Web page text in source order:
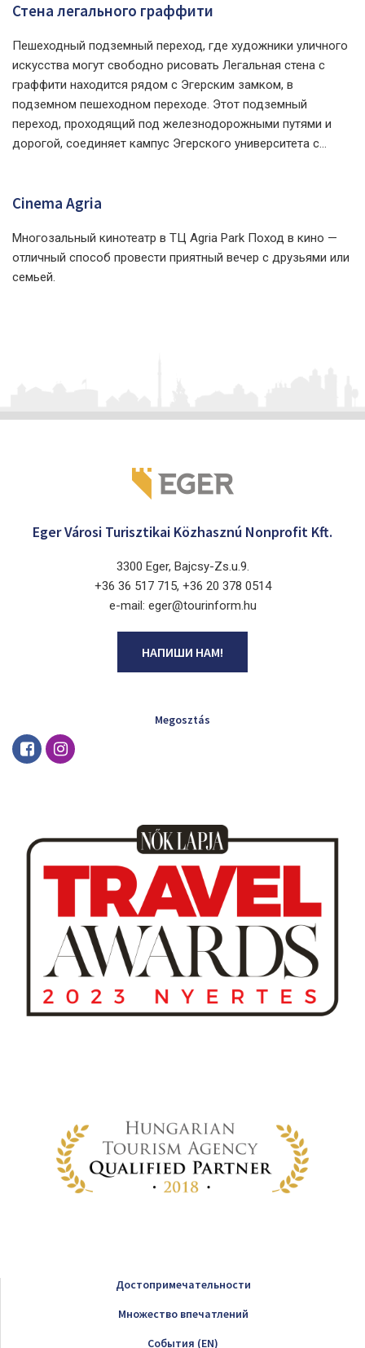
Стена легального граффити
Пешеходный подземный переход, где художники уличного
искусства могут свободно рисовать Легальная стена с
граффити находится рядом с Эгерским замком, в
подземном пешеходном переходе. Этот подземный
переход, проходящий под железнодорожными путями и
дорогой, соединяет кампус Эгерского университета с...
Cinema Agria
Многозальный кинотеатр в ТЦ Agria Park Поход в кино —
отличный способ провести приятный вечер с друзьями или
семьей.
Eger Városi Turisztikai Közhasznú Nonprofit Kft.
3300 Eger, Bajcsy-Zs.u.9.
+36 36 517 715, +36 20 378 0514
e-mail: eger@tourinform.hu
НАПИШИ НАМ!
Megosztás
Достопримечательности
Множество впечатлений
Cобытия (EN)